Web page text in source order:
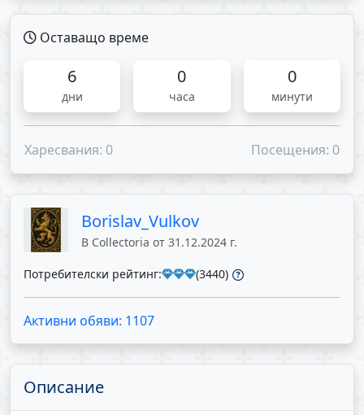
Оставащо време
6
дни
0
часа
0
минути
Харесвания: 0 Посещения: 0
Borislav_Vulkov
В Collectoria от 31.12.2024 г.
Потребителски рейтинг: (3440)
Активни обяви: 1107
Описание